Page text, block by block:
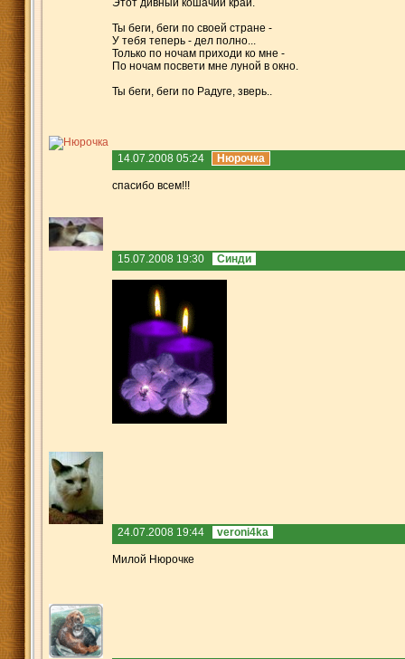
Ты беги, беги по своей стране -
У тебя теперь - дел полно...
Только по ночам приходи ко мне -
По ночам посвети мне луной в окно.
Ты беги, беги по Радуге, зверь..
14.07.2008 05:24 Нюрочка
спасибо всем!!!
15.07.2008 19:30 Синди
24.07.2008 19:44 veroni4ka
Милой Нюрочке